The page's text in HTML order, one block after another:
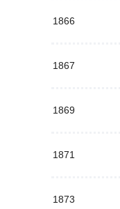
1866
1867
1869
1871
1873